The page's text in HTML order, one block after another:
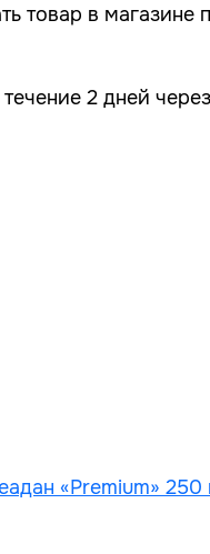
товар в
2 дней